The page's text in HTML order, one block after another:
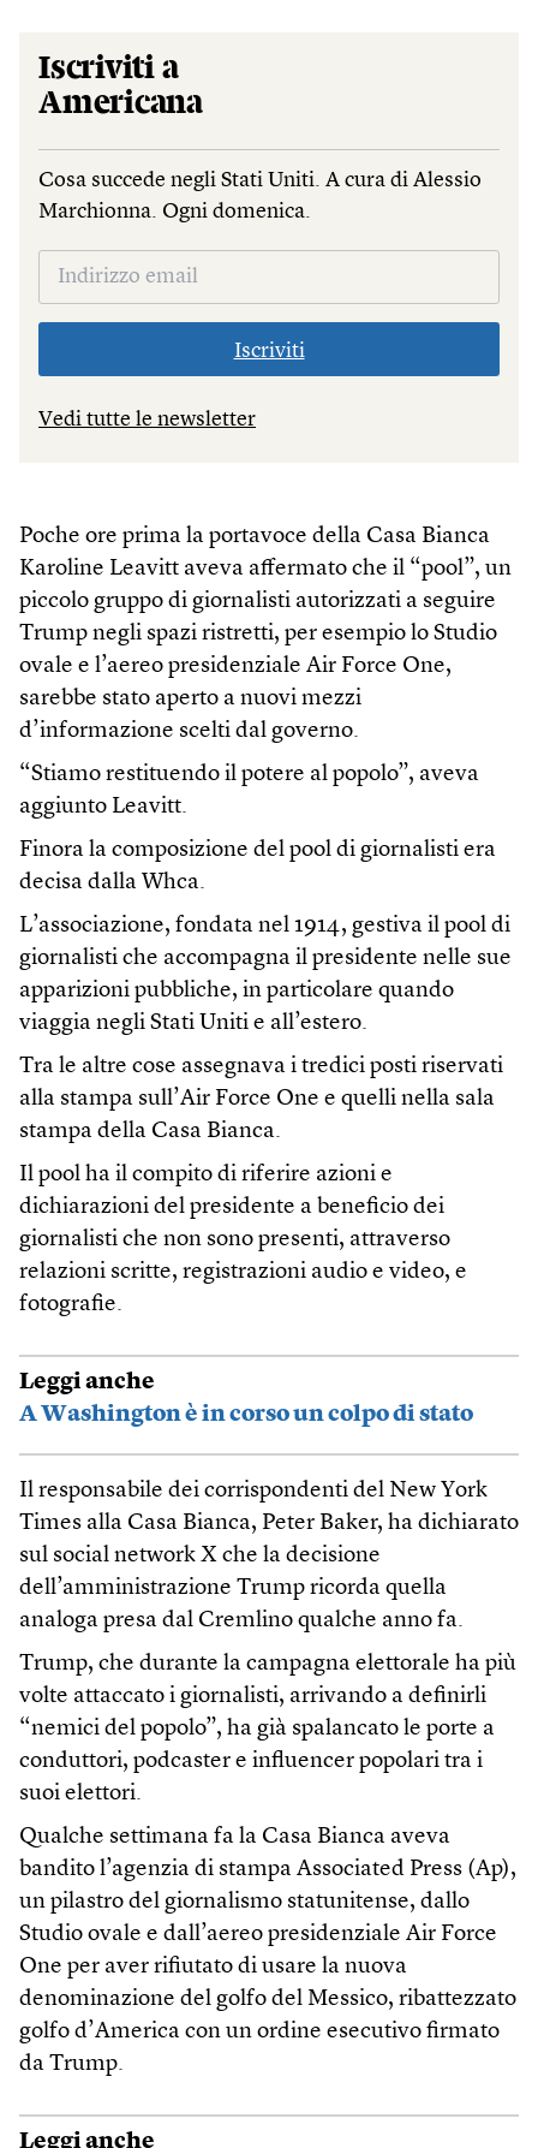
Iscriviti a
Americana
Cosa succede negli Stati Uniti. A cura di Alessio
Marchionna. Ogni domenica.
Iscriviti
Vedi tutte le newsletter
Poche ore prima la portavoce della Casa Bianca
Karoline Leavitt aveva affermato che il “pool”, un
piccolo gruppo di giornalisti autorizzati a seguire
Trump negli spazi ristretti, per esempio lo Studio
ovale e l’aereo presidenziale Air Force One,
sarebbe stato aperto a nuovi mezzi
d’informazione scelti dal governo.
“Stiamo restituendo il potere al popolo”, aveva
aggiunto Leavitt.
Finora la composizione del pool di giornalisti era
decisa dalla Whca.
L’associazione, fondata nel 1914, gestiva il pool di
giornalisti che accompagna il presidente nelle sue
apparizioni pubbliche, in particolare quando
viaggia negli Stati Uniti e all’estero.
Tra le altre cose assegnava i tredici posti riservati
alla stampa sull’Air Force One e quelli nella sala
stampa della Casa Bianca.
Il pool ha il compito di riferire azioni e
dichiarazioni del presidente a beneficio dei
giornalisti che non sono presenti, attraverso
relazioni scritte, registrazioni audio e video, e
fotografie.
Leggi anche
A Washington è in corso un colpo di stato
Il responsabile dei corrispondenti del New York
Times alla Casa Bianca, Peter Baker, ha dichiarato
sul social network X che la decisione
dell’amministrazione Trump ricorda quella
analoga presa dal Cremlino qualche anno fa.
Trump, che durante la campagna elettorale ha più
volte attaccato i giornalisti, arrivando a definirli
“nemici del popolo”, ha già spalancato le porte a
conduttori, podcaster e influencer popolari tra i
suoi elettori.
Qualche settimana fa la Casa Bianca aveva
bandito l’agenzia di stampa Associated Press (Ap),
un pilastro del giornalismo statunitense, dallo
Studio ovale e dall’aereo presidenziale Air Force
One per aver rifiutato di usare la nuova
denominazione del golfo del Messico, ribattezzato
golfo d’America con un ordine esecutivo firmato
da Trump.
Leggi anche